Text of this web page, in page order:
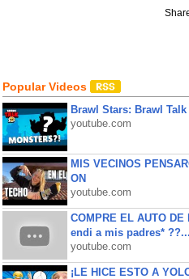
Popular Videos
Brawl Stars: Brawl
youtube.com
MIS VECINOS
ON
youtube.com
COMPRE EL AUTO
endi a mis padres* ??...
youtube.com
¡LE HICE ESTO A